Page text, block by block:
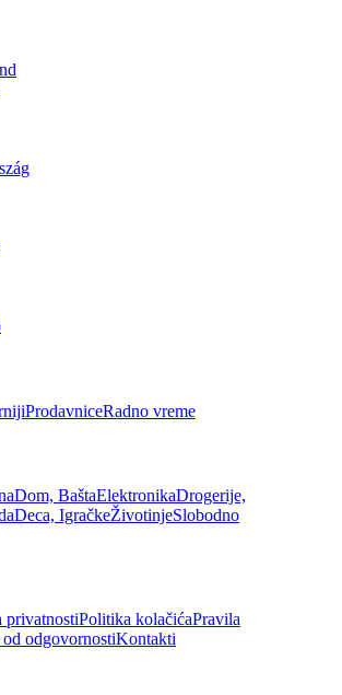
ProdavniceRadno vreme
Dom, BaštaElektronikaDrogerije,
Deca, IgračkeŽivotinjeSlobodno
privatnostiPolitika kolačićaPravila
odgovornostiKontakti